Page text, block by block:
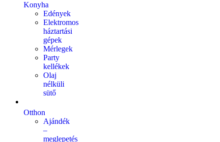
Konyha
Edények
Elektromos
háztartási
gépek
Mérlegek
Party
kellékek
Olaj
nélküli
sütő
Otthon
Ajándék
–
meglepetés